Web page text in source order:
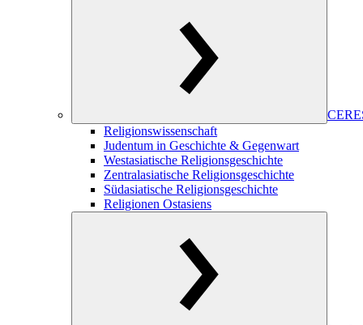
Religionswissenschaft
Judentum in Geschichte & Gegenwart
Westasiatische Religionsgeschichte
Zentralasiatische Religionsgeschichte
Südasiatische Religionsgeschichte
Religionen Ostasiens